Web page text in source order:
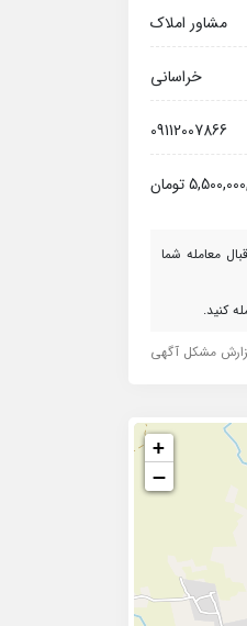
مشاور املاک
خراسانی
09112007866
تومان
معامله شما
کنید.
مشکل آگهی
+
−